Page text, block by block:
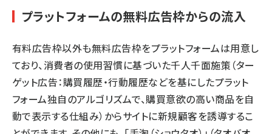
プラットフォームの無料広告枠からの流入
有料広告枠以外も無料広告枠をプラットフォームは用意し
ており、消費者の使用習慣に基づいた千人千面施策（ター
ゲット広告：購買履歴・行動履歴などを基にしたプラット
フォーム独自のアルゴリズムで、購買意欲の高い商品を自
動で表示する仕組み）からサイトに新規顧客を誘導するこ